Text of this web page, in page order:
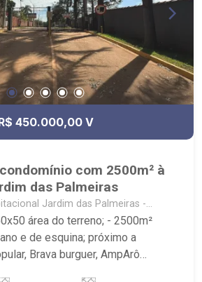
450.000,00 V
com 2500m² à
das Palmeiras
Jardim das Palmeiras -
SP
área do terreno; - 2500m²
e de esquina; próximo a
Brava burguer, AmpArô